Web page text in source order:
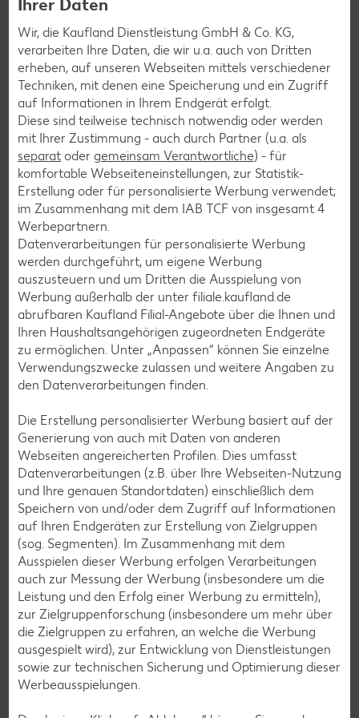
Newsletter oder unsere Messenger-Services immer
topaktuell über Neuigkeiten informieren.
Newsletter-Anmeldung
Abonnenten profitieren von vielen Vorteilen wie den besten
Angeboten zum Donnerstag, Wochenende oder
Wochenstart sowie Aktionen und Gewinnspielen.
Messenger-Services – Jetzt kostenlos
Ihrer Daten
Wir, die Kaufland Dienstleistung GmbH & Co. KG,
verarbeiten Ihre Daten, die wir u.a. auch von Dritten
erheben, auf unseren Webseiten mittels verschiedener
Techniken, mit denen eine Speicherung und ein Zugriff
auf Informationen in Ihrem Endgerät erfolgt.
Diese sind teilweise technisch notwendig oder werden
mit Ihrer Zustimmung - auch durch Partner (u.a. als
separat oder gemeinsam Verantwortliche) - für
komfortable Webseiteneinstellungen, zur Statistik-
Erstellung oder für personalisierte Werbung verwendet;
im Zusammenhang mit dem IAB TCF von insgesamt 4
Werbepartnern.
Datenverarbeitungen für personalisierte Werbung
werden durchgeführt, um eigene Werbung
auszusteuern und um Dritten die Ausspielung von
Werbung außerhalb der unter filiale.kaufland.de
abrufbaren Kaufland Filial-Angebote über die Ihnen und
Ihren Haushaltsangehörigen zugeordneten Endgeräte
zu ermöglichen. Unter „Anpassen“ können Sie einzelne
Verwendungszwecke zulassen und weitere Angaben zu
den Datenverarbeitungen finden.
Die Erstellung personalisierter Werbung basiert auf der
Generierung von auch mit Daten von anderen
Webseiten angereicherten Profilen. Dies umfasst
Datenverarbeitungen (z.B. über Ihre Webseiten-Nutzung
und Ihre genauen Standortdaten) einschließlich dem
Speichern von und/oder dem Zugriff auf Informationen
auf Ihren Endgeräten zur Erstellung von Zielgruppen
(sog. Segmenten). Im Zusammenhang mit dem
Ausspielen dieser Werbung erfolgen Verarbeitungen
auch zur Messung der Werbung (insbesondere um die
Leistung und den Erfolg einer Werbung zu ermitteln),
zur Zielgruppenforschung (insbesondere um mehr über
die Zielgruppen zu erfahren, an welche die Werbung
ausgespielt wird), zur Entwicklung von Dienstleistungen
sowie zur technischen Sicherung und Optimierung dieser
Werbeausspielungen.